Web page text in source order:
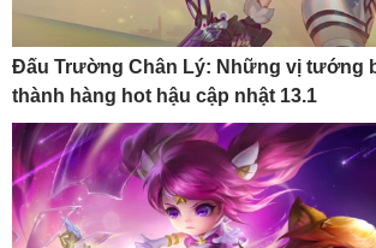
Đấu Trường Chân Lý: Những vị tướng
thành hàng hot hậu cập nhật 13.1